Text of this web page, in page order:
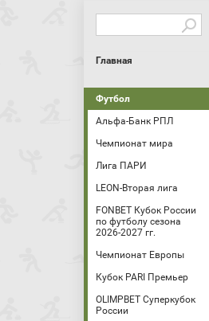
Главная
Футбол
Альфа-Банк РПЛ
Чемпионат мира
Лига ПАРИ
LEON-Вторая лига
FONBET Кубок России
по футболу сезона
2026-2027 гг.
Чемпионат Европы
Кубок PARI Премьер
OLIMPBET Суперкубок
России